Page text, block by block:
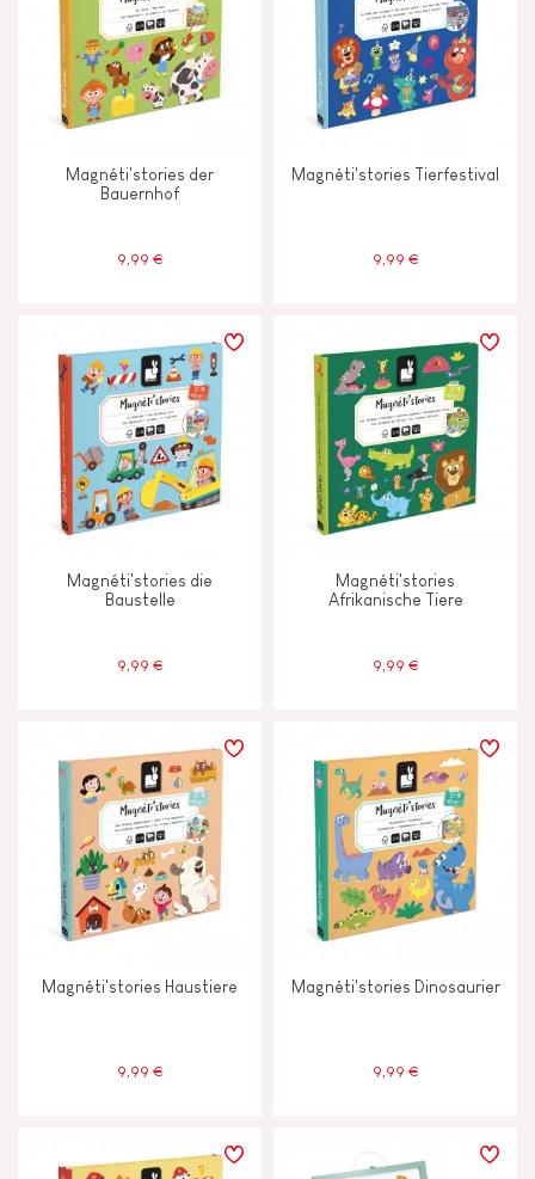
Magnéti'stories der
Bauernhof
9,99 €
Magnéti'stories Tierfestival
9,99 €
Magnéti'stories die
Baustelle
9,99 €
Magnéti'stories
Afrikanische Tiere
9,99 €
Magnéti'stories Haustiere
9,99 €
Magnéti'stories Dinosaurier
9,99 €